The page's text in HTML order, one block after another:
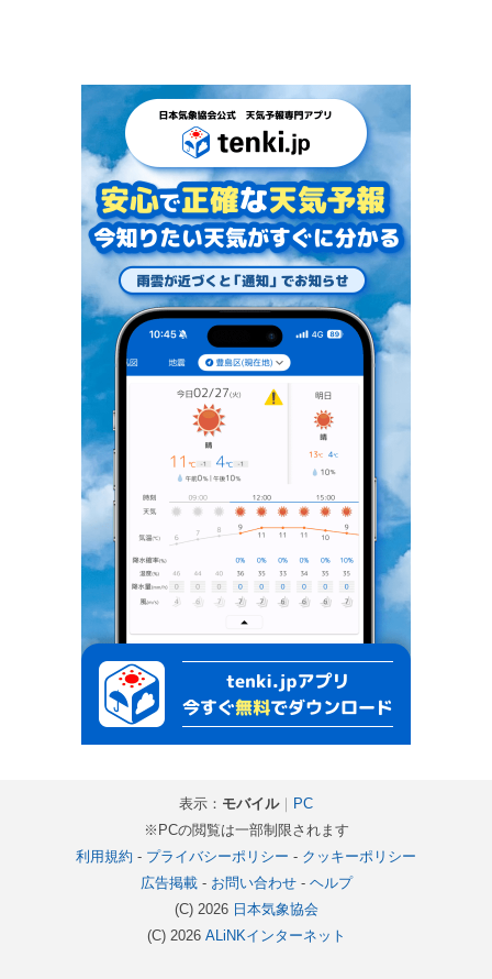
表示： モバイル｜ PC
※PCの閲覧は一部制限されます
利用規約 - プライバシーポリシー - クッキーポリシー
広告掲載- お問い合わせ- ヘルプ
(C) 2026 日本気象協会
(C) 2026 ALiNKインターネット